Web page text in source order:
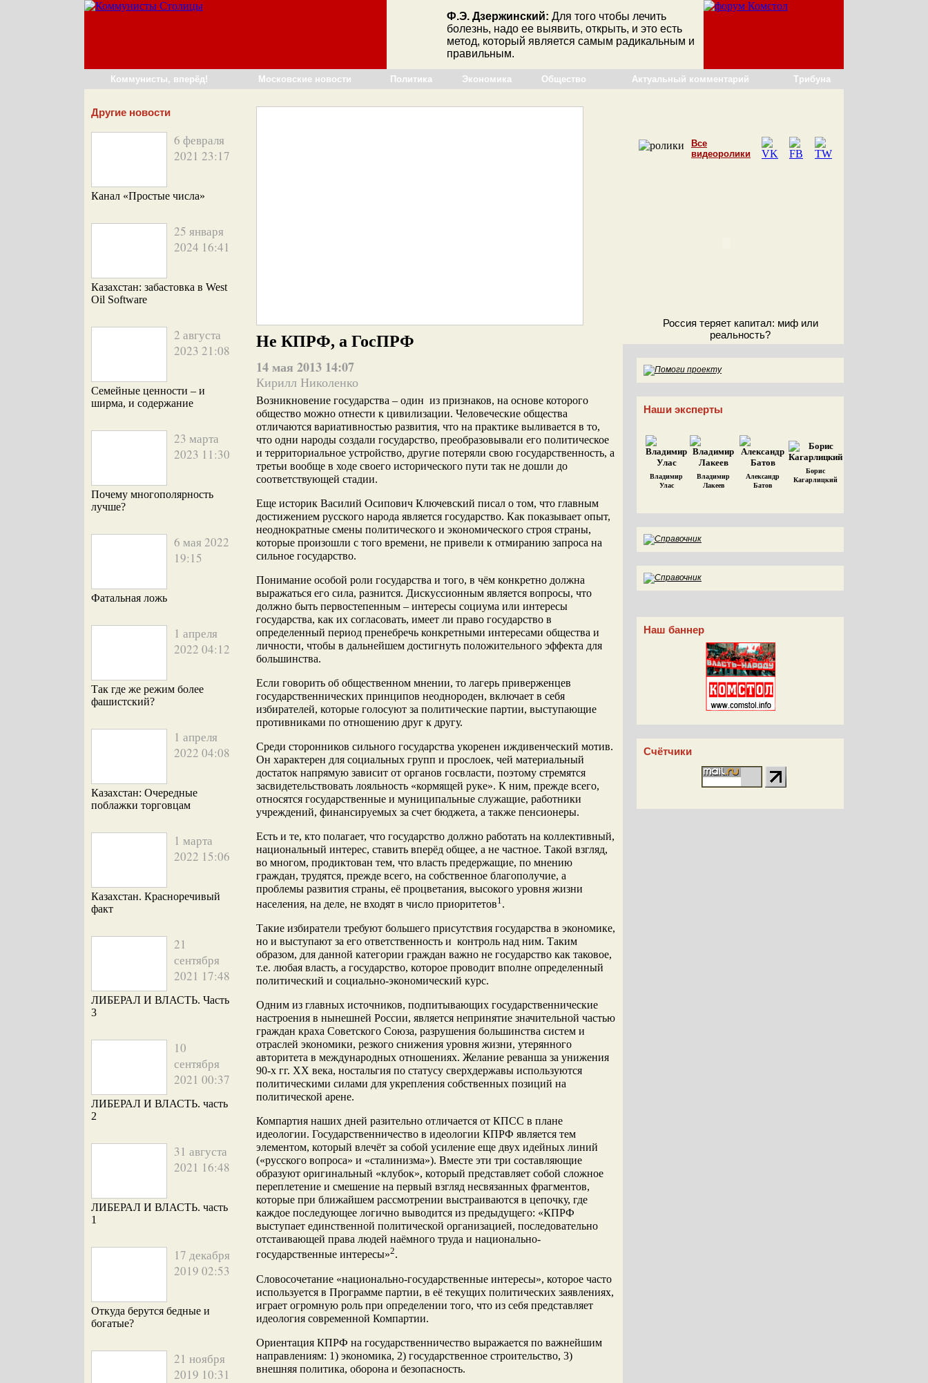
Ф.Э. Дзержинский: Для того чтобы лечить
болезнь, надо ее выявить, открыть, и это есть
метод, который является самым радикальным и
правильным.
Коммунисты, вперёд! Московские новости Политика Экономика Общество Актуальный комментарий Трибуна
Другие новости
6 февраля
2021 23:17
Канал «Простые числа»
25 января
2024 16:41
Казахстан: забастовка в West
Oil Software
2 августа
2023 21:08
Семейные ценности – и
ширма, и содержание
23 марта
2023 11:30
Почему многополярность
лучше?
6 мая 2022
19:15
Фатальная ложь
1 апреля
2022 04:12
Так где же режим более
фашистский?
1 апреля
2022 04:08
Казахстан: Очередные
поблажки торговцам
1 марта
2022 15:06
Казахстан. Красноречивый
факт
21
сентября
2021 17:48
ЛИБЕРАЛ И ВЛАСТЬ. Часть
3
10
сентября
2021 00:37
ЛИБЕРАЛ И ВЛАСТЬ. часть
2
31 августа
2021 16:48
ЛИБЕРАЛ И ВЛАСТЬ. часть
1
17 декабря
2019 02:53
Откуда берутся бедные и
богатые?
21 ноября
2019 10:31
Не КПРФ, а ГосПРФ
14 мая 2013 14:07
Кирилл Николенко
Возникновение государства – один из признаков, на основе которого
общество можно отнести к цивилизации. Человеческие общества
отличаются вариативностью развития, что на практике выливается в то,
что одни народы создали государство, преобразовывали его политическое
и территориальное устройство, другие потеряли свою государственность, а
третьи вообще в ходе своего исторического пути так не дошли до
соответствующей стадии.
Еще историк Василий Осипович Ключевский писал о том, что главным
достижением русского народа является государство. Как показывает опыт,
неоднократные смены политического и экономического строя страны,
которые произошли с того времени, не привели к отмиранию запроса на
сильное государство.
Понимание особой роли государства и того, в чём конкретно должна
выражаться его сила, разнится. Дискуссионным является вопросы, что
должно быть первостепенным – интересы социума или интересы
государства, как их согласовать, имеет ли право государство в
определенный период пренебречь конкретными интересами общества и
личности, чтобы в дальнейшем достигнуть положительного эффекта для
большинства.
Если говорить об общественном мнении, то лагерь приверженцев
государственнических принципов неоднороден, включает в себя
избирателей, которые голосуют за политические партии, выступающие
противниками по отношению друг к другу.
Среди сторонников сильного государства укоренен иждивенческий мотив.
Он характерен для социальных групп и прослоек, чей материальный
достаток напрямую зависит от органов госвласти, поэтому стремятся
засвидетельствовать лояльность «кормящей руке». К ним, прежде всего,
относятся государственные и муниципальные служащие, работники
учреждений, финансируемых за счет бюджета, а также пенсионеры.
Есть и те, кто полагает, что государство должно работать на коллективный,
национальный интерес, ставить вперёд общее, а не частное. Такой взгляд,
во многом, продиктован тем, что власть предержащие, по мнению
граждан, трудятся, прежде всего, на собственное благополучие, а
проблемы развития страны, её процветания, высокого уровня жизни
населения, на деле, не входят в число приоритетов1.
Такие избиратели требуют большего присутствия государства в экономике,
но и выступают за его ответственность и контроль над ним. Таким
образом, для данной категории граждан важно не государство как таковое,
т.е. любая власть, а государство, которое проводит вполне определенный
политический и социально-экономический курс.
Одним из главных источников, подпитывающих государственнические
настроения в нынешней России, является непринятие значительной частью
граждан краха Советского Союза, разрушения большинства систем и
отраслей экономики, резкого снижения уровня жизни, утерянного
авторитета в международных отношениях. Желание реванша за унижения
90-х гг. XX века, ностальгия по статусу сверхдержавы используются
политическими силами для укрепления собственных позиций на
политической арене.
Компартия наших дней разительно отличается от КПСС в плане
идеологии. Государственничество в идеологии КПРФ является тем
элементом, который влечёт за собой усиление еще двух идейных линий
(«русского вопроса» и «сталинизма»). Вместе эти три составляющие
образуют оригинальный «клубок», который представляет собой сложное
переплетение и смешение на первый взгляд несвязанных фрагментов,
которые при ближайшем рассмотрении выстраиваются в цепочку, где
каждое последующее логично выводится из предыдущего: «КПРФ
выступает единственной политической организацией, последовательно
отстаивающей права людей наёмного труда и национально-
государственные интересы»2.
Словосочетание «национально-государственные интересы», которое часто
используется в Программе партии, в её текущих политических заявлениях,
играет огромную роль при определении того, что из себя представляет
идеология современной Компартии.
Ориентация КПРФ на государственничество выражается по важнейшим
направлениям: 1) экономика, 2) государственное строительство, 3)
внешняя политика, оборона и безопасность.
Все
видеоролики
Россия теряет капитал: миф или
реальность?
Наши эксперты
Владимир
Улас
Владимир
Лакеев
Александр
Батов
Борис
Кагарлицкий
Наш баннер
Счётчики